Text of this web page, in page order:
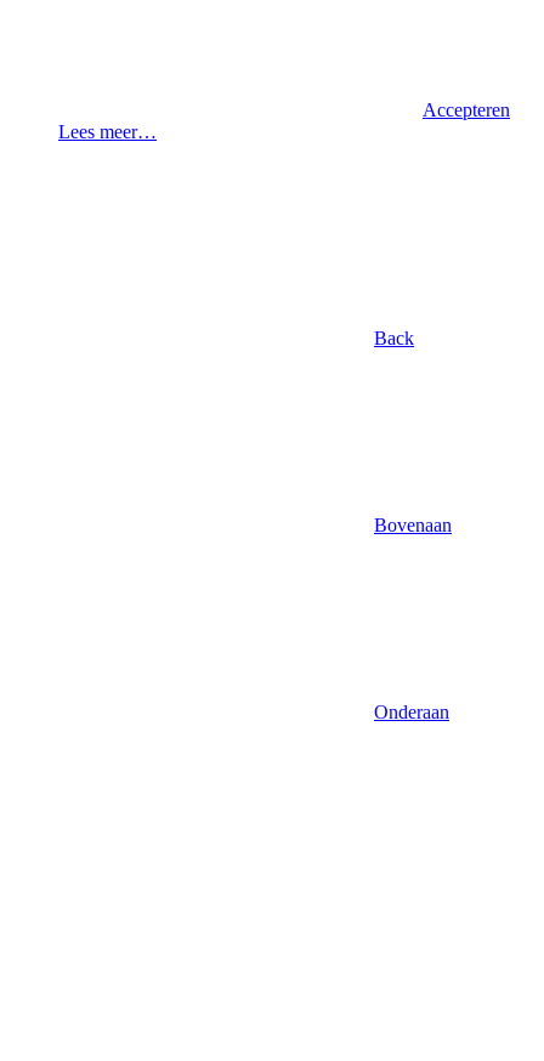
Accepteren
Lees meer…
Back
Bovenaan
Onderaan